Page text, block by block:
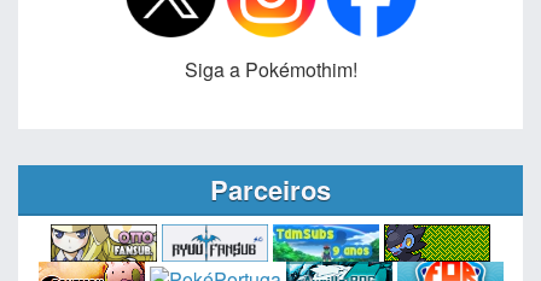
Siga a Pokémothim!
Parceiros